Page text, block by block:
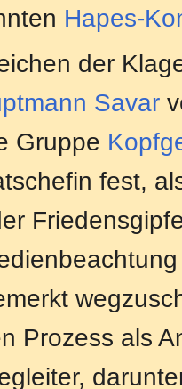
Hapes-
der
Savar
Gruppe
fest,
Prozess als